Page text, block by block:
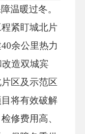
温暖过冬。
紧盯城北片
余公里热力
造双城宾
区及示范区
将有效破解
修费用高、